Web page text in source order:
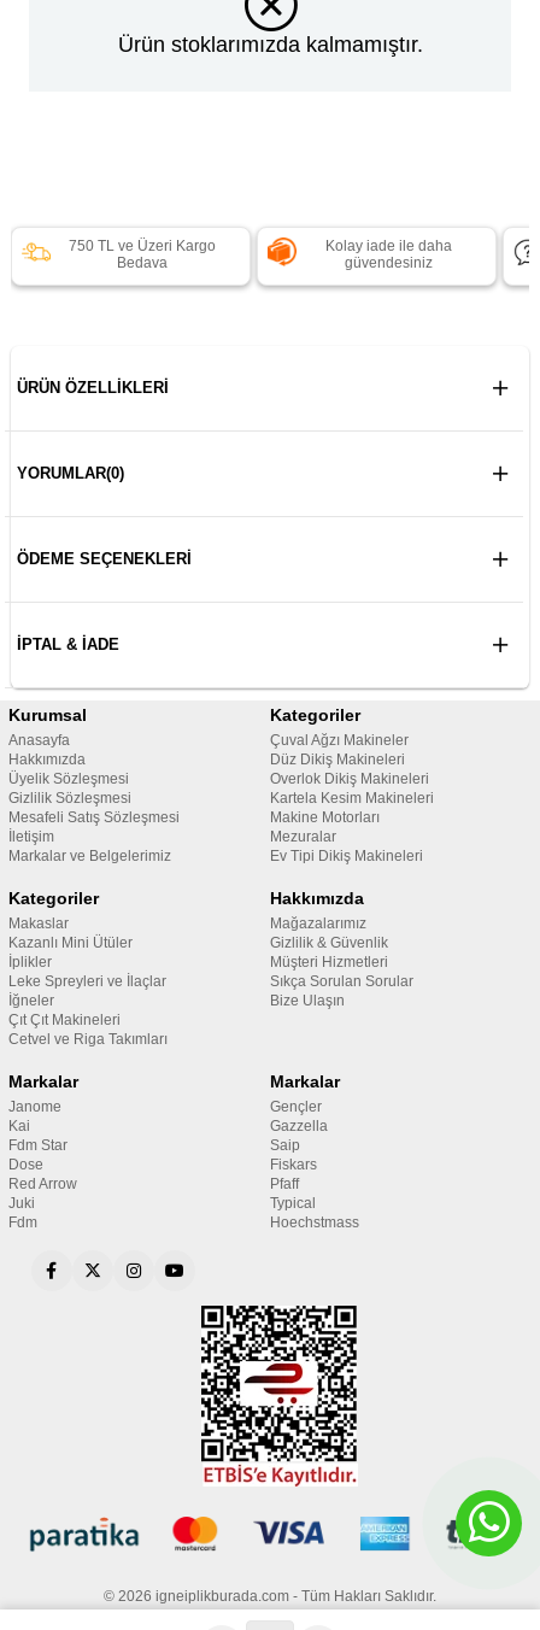
Ürün stoklarımızda kalmamıştır.
750 TL ve Üzeri Kargo
Bedava
Kolay iade ile daha
güvendesiniz
ÜRÜN ÖZELLIKLERI
YORUMLAR(0)
ÖDEME SEÇENEKLERI
İPTAL & İADE
Kurumsal
Anasayfa
Hakkımızda
Üyelik Sözleşmesi
Gizlilik Sözleşmesi
Mesafeli Satış Sözleşmesi
İletişim
Markalar ve Belgelerimiz
Kategoriler
Çuval Ağzı Makineler
Düz Dikiş Makineleri
Overlok Dikiş Makineleri
Kartela Kesim Makineleri
Makine Motorları
Mezuralar
Ev Tipi Dikiş Makineleri
Kategoriler
Makaslar
Kazanlı Mini Ütüler
İplikler
Leke Spreyleri ve İlaçlar
İğneler
Çıt Çıt Makineleri
Cetvel ve Riga Takımları
Hakkımızda
Mağazalarımız
Gizlilik & Güvenlik
Müşteri Hizmetleri
Sıkça Sorulan Sorular
Bize Ulaşın
Markalar
Janome
Kai
Fdm Star
Dose
Red Arrow
Juki
Fdm
Markalar
Gençler
Gazzella
Saip
Fiskars
Pfaff
Typical
Hoechstmass
© 2026 igneiplikburada.com - Tüm Hakları Saklıdır.